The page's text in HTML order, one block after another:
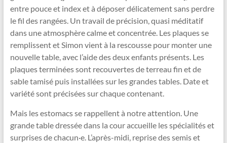
entre pouce et index et à déposer délicatement sans perdre
le fil des rangées. Un travail de précision, quasi méditatif
dans une atmosphère calme et concentrée. Les plaques se
remplissent et Simon vient à la rescousse pour monter une
nouvelle table, avec l’aide des deux enfants présents. Les
plaques terminées sont recouvertes de terreau fin et de
sable tamisé puis installées sur les grandes tables. Date et
variété sont précisées sur chaque contenant.
Mais les estomacs se rappellent à notre attention. Une
grande table dressée dans la cour accueille les spécialités et
surprises de chacun·e. L’après-midi, reprise des semis et